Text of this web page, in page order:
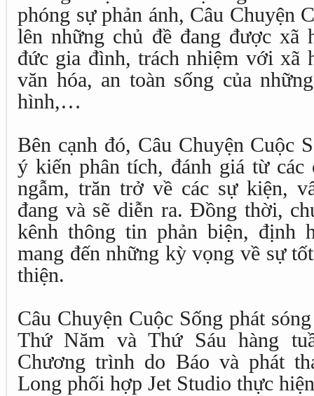
phóng sự phản ánh, Câu Chuyện
lên những chủ đề đang được xã
đức gia đình, trách nhiệm với xã
văn hóa, an toàn sống của
hình,…
Bên cạnh đó, Câu Chuyện Cuộc
ý kiến phân tích, đánh giá từ các
ngẫm, trăn trở về các sự kiện,
đang và sẽ diễn ra. Đồng thời,
kênh thông tin phản biện, định
mang đến những kỳ vọng về sự
thiện.
Câu Chuyện Cuộc Sống phát
Thứ Năm và Thứ Sáu hàng
Chương trình do Báo và phát
Long phối hợp Jet Studio thực